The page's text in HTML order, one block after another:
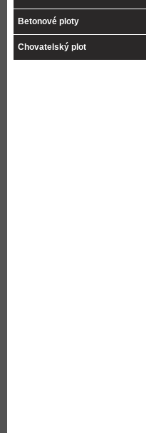
Betonové ploty
Chovatelský plot